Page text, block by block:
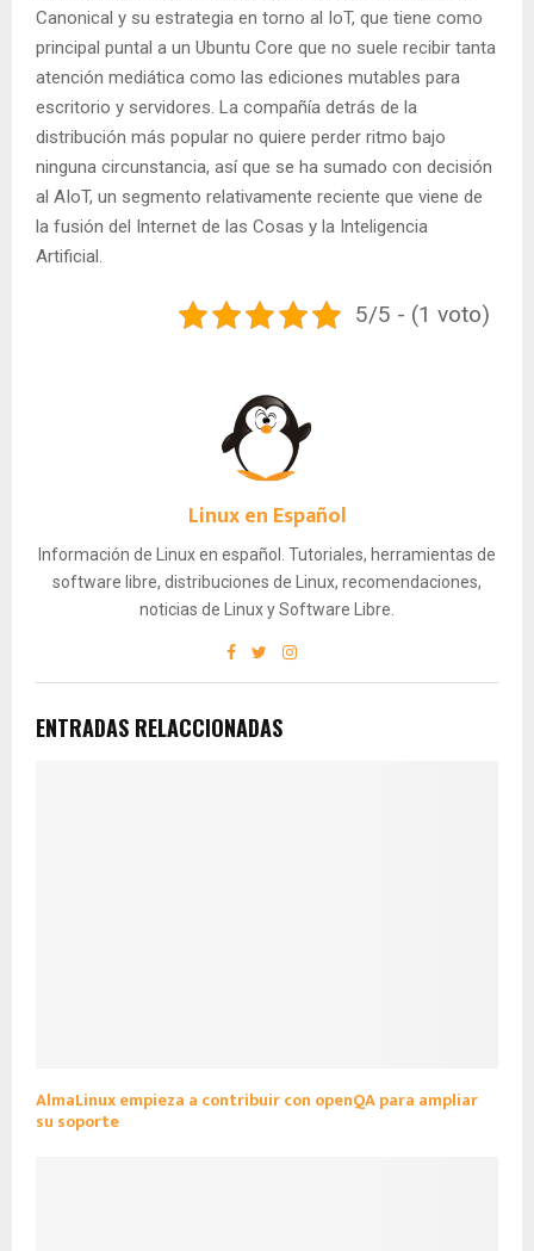
Canonical y su estrategia en torno al IoT, que tiene como
principal puntal a un Ubuntu Core que no suele recibir tanta
atención mediática como las ediciones mutables para
escritorio y servidores. La compañía detrás de la
distribución más popular no quiere perder ritmo bajo
ninguna circunstancia, así que se ha sumado con decisión
al AIoT, un segmento relativamente reciente que viene de
la fusión del Internet de las Cosas y la Inteligencia
Artificial.
5/5 - (1 voto)
Linux en Español
Información de Linux en español. Tutoriales, herramientas de
software libre, distribuciones de Linux, recomendaciones,
noticias de Linux y Software Libre.
ENTRADAS RELACCIONADAS
AlmaLinux empieza a contribuir con openQA para ampliar
su soporte